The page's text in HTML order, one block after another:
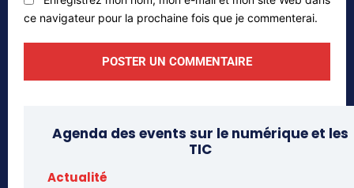
ce navigateur pour la prochaine fois que je commenterai.
Agenda des events sur le numérique et les
TIC
Actualité